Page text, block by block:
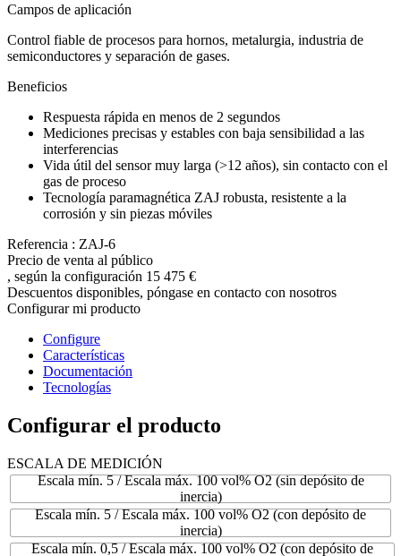
Campos de aplicación
Control fiable de procesos para hornos, metalurgia, industria de
semiconductores y separación de gases.
Beneficios
Respuesta rápida en menos de 2 segundos
Mediciones precisas y estables con baja sensibilidad a las
interferencias
Vida útil del sensor muy larga (>12 años), sin contacto con el
gas de proceso
Tecnología paramagnética ZAJ robusta, resistente a la
corrosión y sin piezas móviles
Referencia : ZAJ-6
Precio de venta al público
, según la configuración 15 475 €
Descuentos disponibles, póngase en contacto con nosotros
Configurar mi producto
Configure
Características
Documentación
Tecnologías
Configurar el producto
ESCALA DE MEDICIÓN
Escala mín. 5 / Escala máx. 100 vol% O2 (sin depósito de
inercia)
Escala mín. 5 / Escala máx. 100 vol% O2 (con depósito de
inercia)
Escala mín. 0,5 / Escala máx. 100 vol% O2 (con depósito de